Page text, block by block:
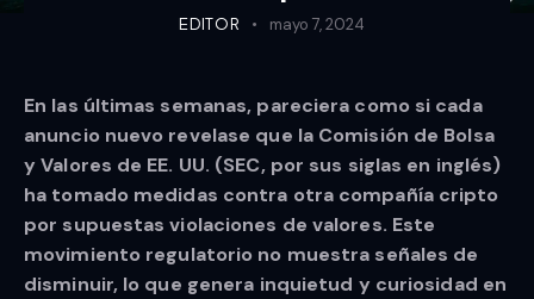
EDITOR mayo 7, 2024
En las últimas semanas, pareciera como si cada
anuncio nuevo revelase que la Comisión de Bolsa
y Valores de EE. UU. (SEC, por sus siglas en inglés)
ha tomado medidas contra otra compañía cripto
por supuestas violaciones de valores. Este
movimiento regulatorio no muestra señales de
disminuir, lo que genera inquietud y curiosidad en